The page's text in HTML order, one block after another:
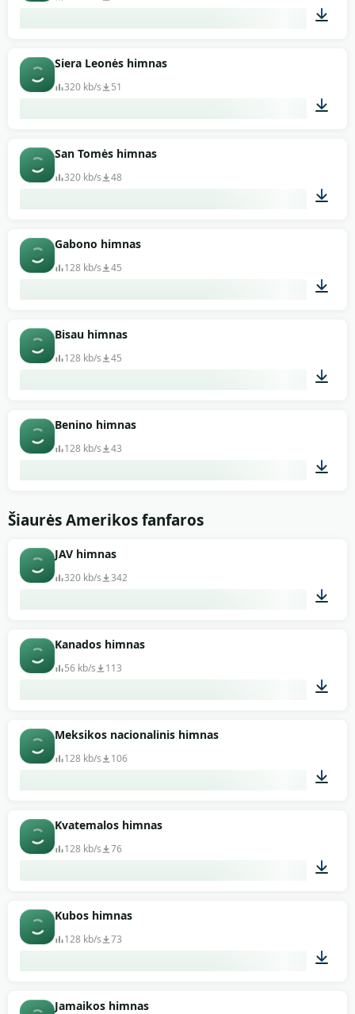
Siera Leonės himnas
320 kb/s 51
San Tomės himnas
320 kb/s 48
Gabono himnas
128 kb/s 45
Bisau himnas
128 kb/s 45
Benino himnas
128 kb/s 43
Šiaurės Amerikos fanfaros
JAV himnas
320 kb/s 342
Kanados himnas
56 kb/s 113
Meksikos nacionalinis himnas
128 kb/s 106
Kvatemalos himnas
128 kb/s 76
Kubos himnas
128 kb/s 73
Jamaikos himnas